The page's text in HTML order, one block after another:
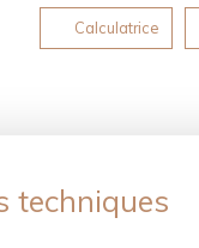
Calculatrice
techniques